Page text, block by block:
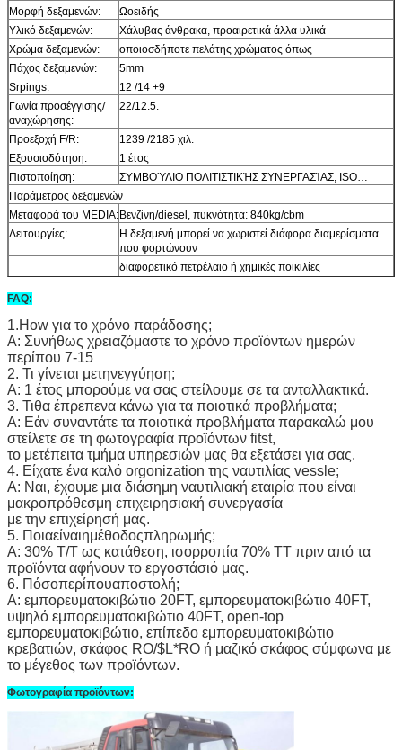
Μορφή δεξαμενών:
Ωοειδής
Υλικό δεξαμενών:
Χάλυβας άνθρακα, προαιρετικά άλλα υλικά
Χρώμα δεξαμενών:
οποιοσδήποτε πελάτης χρώματος όπως
Πάχος δεξαμενών:
5mm
Srpings:
12 /14 +9
Γωνία προσέγγισης/
αναχώρησης:
22/12.5.
Προεξοχή F/R:
1239 /2185 χιλ.
Εξουσιοδότηση:
1 έτος
Πιστοποίηση:
ΣΥΜΒΟΎΛΙΟ ΠΟΛΙΤΙΣΤΙΚΉΣ ΣΥΝΕΡΓΑΣΊΑΣ, ISO…
Παράμετρος δεξαμενών
Μεταφορά του MEDIA:Βενζίνη/diesel, πυκνότητα: 840kg/cbm
Λειτουργίες:
Η δεξαμενή μπορεί να χωριστεί διάφορα διαμερίσματα
που φορτώνουν
διαφορετικό πετρέλαιο ή χημικές ποικιλίες
καύσιμα dipenser
Αντλία πετρελαίου
Σύμφωνα με το σκοπό των βυτιοφόρων, μπορείτε να
φυγοκεντρικές αντλίες, αντλία εργαλείων, αντλίες
εργαλείων χαλκού.
FAQ:
1.How για το χρόνο παράδοσης;
Α: Συνήθως χρειαζόμαστε το χρόνο προϊόντων ημερών
περίπου 7-15
2. Τι γίνεται μετηνεγγύηση;
Α: 1 έτος μπορούμε να σας στείλουμε σε τα ανταλλακτικά.
3. Τιθα έπρεπενα κάνω για τα ποιοτικά προβλήματα;
Α: Εάν συναντάτε τα ποιοτικά προβλήματα παρακαλώ μου
στείλετε σε τη φωτογραφία προϊόντων fitst,
το μετέπειτα τμήμα υπηρεσιών μας θα εξετάσει για σας.
4. Είχατε ένα καλό orgonization της ναυτιλίας vessle;
Α: Ναι, έχουμε μια διάσημη ναυτιλιακή εταιρία που είναι
μακροπρόθεσμη επιχειρησιακή συνεργασία
με την επιχείρησή μας.
5. Ποιαείναιημέθοδοςπληρωμής;
Α: 30% T/T ως κατάθεση, ισορροπία 70% TT πριν από τα
προϊόντα αφήνουν το εργοστάσιό μας.
6. Πόσοπερίπουαποστολή;
Α: εμπορευματοκιβώτιο 20FT, εμπορευματοκιβώτιο 40FT,
υψηλό εμπορευματοκιβώτιο 40FT, open-top
εμπορευματοκιβώτιο, επίπεδο εμπορευματοκιβώτιο
κρεβατιών, σκάφος RO/$L*RO ή μαζικό σκάφος σύμφωνα με
το μέγεθος των προϊόντων.
Φωτογραφία προϊόντων: